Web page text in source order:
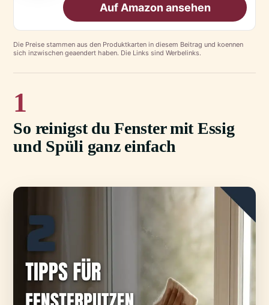
Auf Amazon ansehen
Die Preise stammen aus den Produktkarten in diesem Beitrag und koennen
sich inzwischen geaendert haben. Die Links sind Werbelinks.
1
So reinigst du Fenster mit Essig
und Spüli ganz einfach